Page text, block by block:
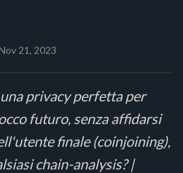
21, 2023
privacy perfetta per
futuro, senza affidarsi
finale (coinjoining),
chain-analysis? |